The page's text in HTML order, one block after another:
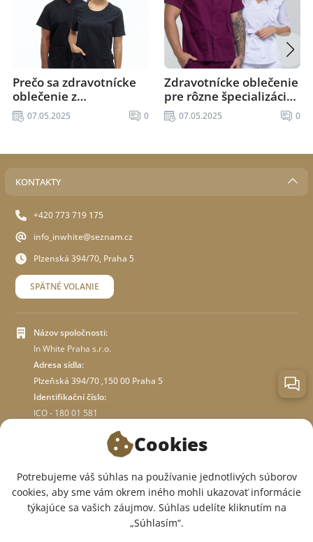
Prečo sa zdravotnícke
oblečenie z
udržateľných
materiálov stáva
07.05.2025 0
Zdravotnícke oblečenie
pre rôzne špecializácie:
Ako vybrať ideálnu
variantu
07.05.2025 0
KONTAKTY
+420 773 719 175
info_inwhite@seznam.cz
Plzenská 394/70, Praha 5
SPÄTNÉ VOLANIE
Názov spoločnosti:
In White Praha s.r.o.
Adresa sídla:
Plzeňská 394/70 ,150 00 Praha 5
Identifikační číslo:
ICO - 180 01 581
O OBCHODE
SME V SOCIÁLNYCH SIEŤACH:
Cookies
Potrebujeme váš súhlas na používanie jednotlivých súborov
cookies, aby sme vám okrem iného mohli ukazovať informácie
týkajúce sa vašich záujmov. Súhlas udelíte kliknutím na
„Súhlasím“.